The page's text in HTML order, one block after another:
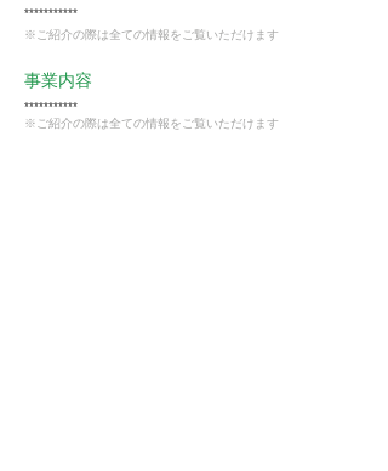
***********
※ご紹介の際は全ての情報をご覧いただけます
事業内容
***********
※ご紹介の際は全ての情報をご覧いただけます